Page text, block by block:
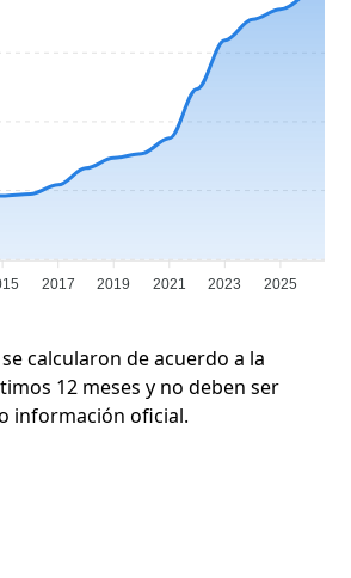
2017 2019 2021 2023 2025
calcularon de acuerdo a la
12 meses y no deben ser
información oficial.